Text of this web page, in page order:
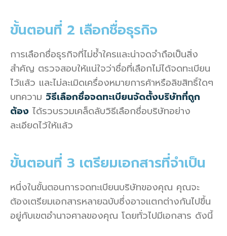
ขั้นตอนที่ 2 เลือกชื่อธุรกิจ
การเลือกชื่อธุรกิจที่ไม่ซ้ำใครและน่าจดจำถือเป็นสิ่ง
สำคัญ ตรวจสอบให้แน่ใจว่าชื่อที่เลือกไม่ได้จดทะเบียน
ไว้แล้ว และไม่ละเมิดเครื่องหมายการค้าหรือลิขสิทธิ์ใดๆ
บทความ วิธีเลือกชื่อจดทะเบียนจัดตั้งบริษัทที่ถูก
ต้อง ได้รวบรวมเคล็ดลับวิธีเลือกชื่อบริษัทอย่าง
ละเอียดไว้ให้แล้ว
ขั้นตอนที่ 3 เตรียมเอกสารที่จำเป็น
หนึ่งในขั้นตอนการจดทะเบียนบริษัทของคุณ คุณจะ
ต้องเตรียมเอกสารหลายฉบับซึ่งอาจแตกต่างกันไปขึ้น
อยู่กับเขตอำนาจศาลของคุณ โดยทั่วไปมีเอกสาร ดังนี้